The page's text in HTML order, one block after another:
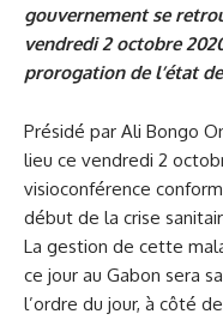
gouvernement se
vendredi 2 octobre
prorogation de l’état
Présidé par Ali Bongo
lieu ce vendredi 2
visioconférence
début de la crise
La gestion de cette
ce jour au Gabon sera
l’ordre du jour, à côté